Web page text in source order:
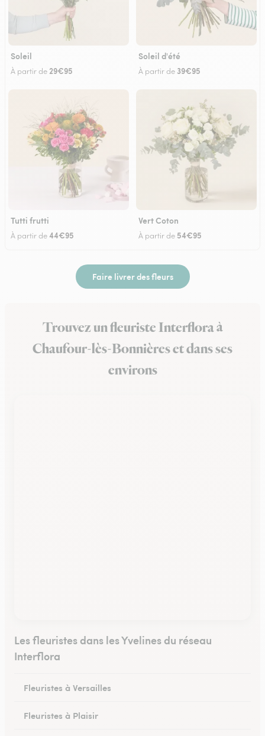
Soleil
À partir de 29€95
Soleil d'été
À partir de 39€95
Tutti frutti
À partir de44€95
Vert Coton
À partir de 54€95
Faire livrer des fleurs
Trouvez un fleuriste Interflora à
Chaufour-lès-Bonnières et dans ses
environs
Les fleuristes dans les Yvelines du réseau
Interflora
Fleuristes à Versailles
Fleuristes à Plaisir